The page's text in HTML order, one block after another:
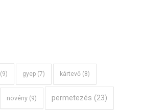
(9) gyep (7) kártevő (8)
növény (9) permetezés (23)